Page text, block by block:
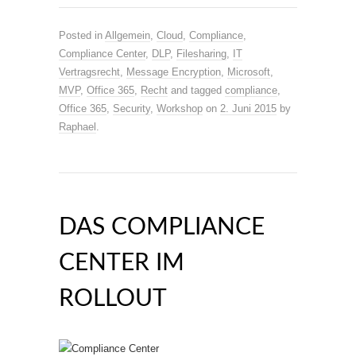
Posted in Allgemein, Cloud, Compliance,
Compliance Center, DLP, Filesharing, IT
Vertragsrecht, Message Encryption, Microsoft,
MVP, Office 365, Recht and tagged compliance,
Office 365, Security, Workshop on 2. Juni 2015 by
Raphael .
DAS COMPLIANCE
CENTER IM
ROLLOUT